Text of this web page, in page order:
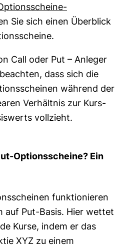
Sie sich einen Überblick
Call oder Put – Anleger
dass sich die
während der
Verhältnis zur Kurs­
vollzieht.
Optionsscheine? Ein
funktionieren
auf Put-Basis. Hier wettet
Kurse, indem er das
XYZ zu einem